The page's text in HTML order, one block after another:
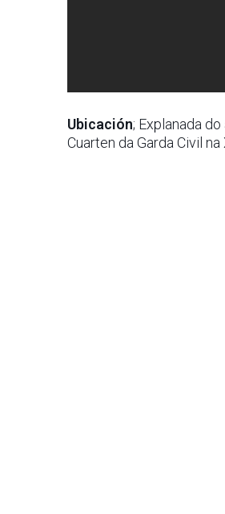
Ubicación; Explanada
Cuarten da Garda Civil na